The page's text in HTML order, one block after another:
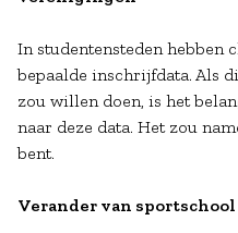
In studentensteden hebben
bepaalde inschrijfdata. Als
zou willen doen, is het
naar deze data. Het zou
bent.
Verander van sportschool